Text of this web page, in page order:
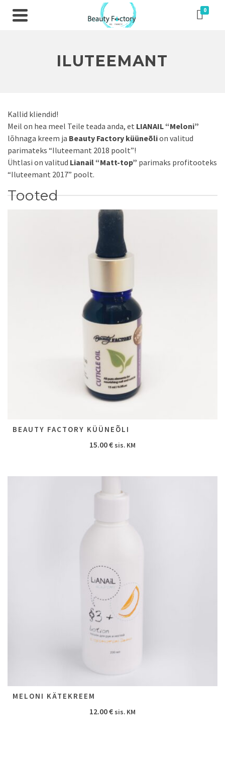
0
ILUTEEMANT
Kallid kliendid!
Meil on hea meel Teile teada anda, et LIANAIL “Meloni”
lõhnaga kreem ja Beauty Factory küüneõlion valitud
parimateks “Iluteemant 2018 poolt”!
Ühtlasi on valitud Lianail “Matt-top” parimaks profitooteks
“Iluteemant 2017” poolt.
Tooted
BEAUTY FACTORY KÜÜNEÕLI
15.00€ sis. KM
MELONI KÄTEKREEM
12.00€ sis. KM